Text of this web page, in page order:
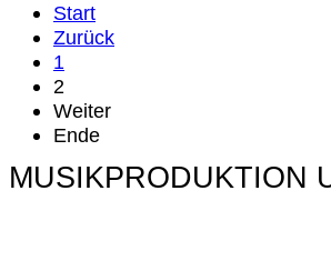
Start
Zurück
1
2
Weiter
Ende
MUSIKPRODUKTION